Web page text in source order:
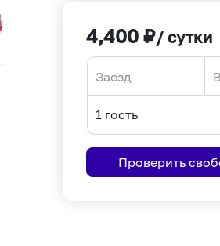
4,400 ₽/ сутки
forward
interact
with
Проверить